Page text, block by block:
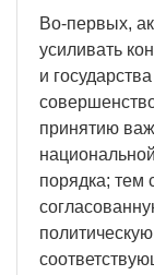
Во-первых,
усиливать
и
принятию
порядка;